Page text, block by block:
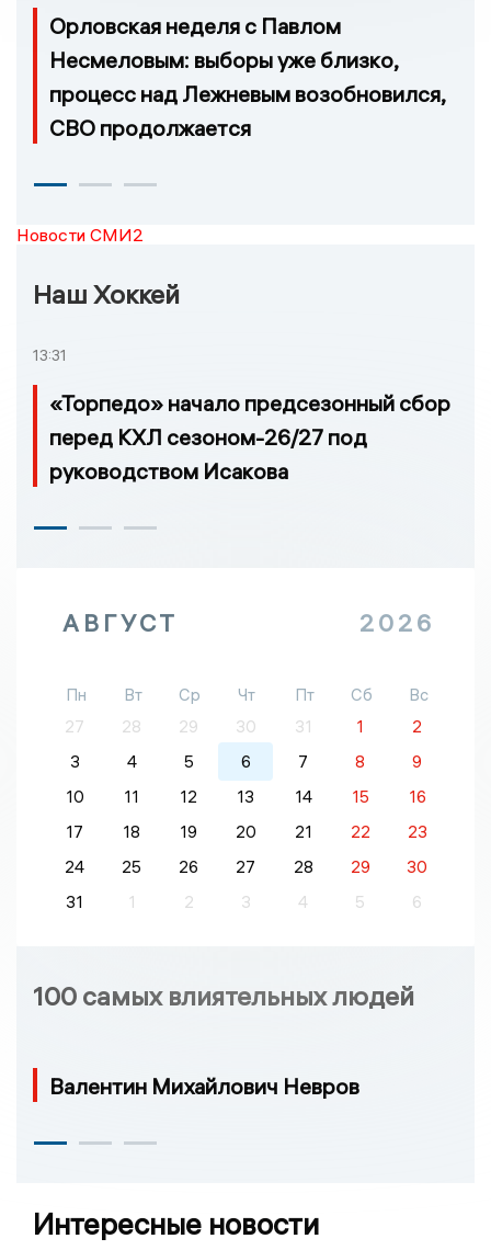
Орловская неделя с Павлом
Несмеловым: выборы уже близко,
процесс над Лежневым возобновился,
СВО продолжается
Новости СМИ2
Наш Хоккей
13:31
«Торпедо» начало предсезонный сбор
перед КХЛ сезоном-26/27 под
руководством Исакова
АВГУСТ 2026
Пн Вт Ср Чт Пт Сб
Вс
27
28 29 30 31 1
2
3
4 5 6 7 8
9
10
11 12 13 14 15
16
17
18 19 20 21 22
23
24
25 26 27 28 29
30
31
1 2 3 4 5 6
100 самых влиятельных людей
Валентин Михайлович Невров
Интересные новости